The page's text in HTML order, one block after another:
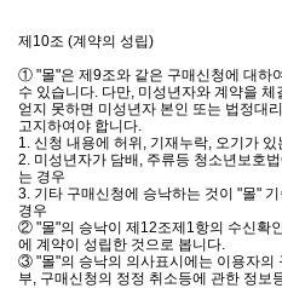
제10조 (계약의 성립)
① "몰"은 제9조와 같은 구매신청에 대하
수 있습니다. 다만, 미성년자와 계약을
얻지 못하면 미성년자 본인 또는 법정대
고지하여야 합니다.
1. 신청 내용에 허위, 기재누락, 오기가 있
2. 미성년자가 담배, 주류등 청소년보호
는 경우
3. 기타 구매신청에 승낙하는 것이 "몰"
경우
② "몰"의 승낙이 제12조제1항의 수신확
에 계약이 성립한 것으로 봅니다.
③ "몰"의 승낙의 의사표시에는 이용자의
부, 구매신청의 정정 취소등에 관한 정보